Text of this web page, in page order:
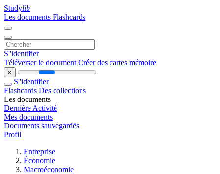
Studylib
Les documents Flashcards
S''identifier
Téléverser le document Créer des cartes mémoire
×
S''identifier
Flashcards Des collections
Les documents
Dernière Activité
Mes documents
Documents sauvegardés
Profil
Entreprise
Économie
Macroéconomie